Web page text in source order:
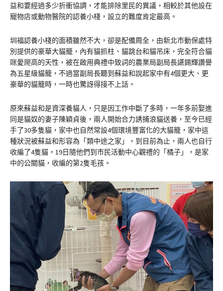
益和要經過多少折衝協調，才能排除里民的異議，相較於其他設在
寵物店或動物醫院的認養小棧，設立的難度肯定最高。
圳福認養小棧的面積雖然不大，卻是配備周全，由新北市動保處特
別提供的豪華大貓籠，內有貓抓柱、貓跳台和貓吊床，完全符合貓
咪愛爬高的天性，被在啟用典禮中致詞的農業局副局長諶錫輝讚譽
為五星級貓籠，不過當副局長聽到蘇益和說起家中有4個更大、更
豪華的貓籠時，一時也驚訝得接不上話。
原來蘇益和是資深養貓人，只是因工作中斷了多時，一年多前娶進
同是貓奴的妻子陳穎貞後，兩人開始合力誘捕浪貓送養，至今已經
手了30多隻貓，家中也自然常設4個環境豐富化的大貓籠，家中這
種狀況被蘇益和形容為「類中途之家」，到目前為止，兩人也自行
收編了4隻貓，19日隨他們到市民活動中心觀禮的「橘子」，是家
中的公關貓，收編的第2隻毛孩。